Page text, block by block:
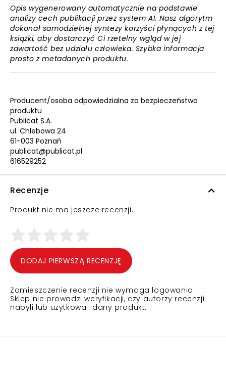
Opis wygenerowany automatycznie na podstawie
analizy cech publikacji przez system AI. Nasz algorytm
dokonał samodzielnej syntezy korzyści płynących z tej
książki, aby dostarczyć Ci rzetelny wgląd w jej
zawartość bez udziału człowieka. Szybka informacja
prosto z metadanych produktu.
Producent/osoba odpowiedzialna za bezpieczeństwo
produktu
Publicat S.A.
ul. Chlebowa 24
61-003 Poznań
publicat@publicat.pl
616529252
Recenzje
Produkt nie ma jeszcze recenzji.
DODAJ PIERWSZĄ RECENZJĘ
Zamieszczenie recenzji nie wymaga logowania.
Sklep nie prowadzi weryfikacji, czy autorzy recenzji
nabyli lub użytkowali dany produkt.